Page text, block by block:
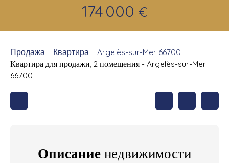
174 000 €
Продажа Квартира
Argelès-sur-Mer 66700
Квартира для продажи, 2 помещения - Argelès-sur-Mer
66700
Описание недвижимости